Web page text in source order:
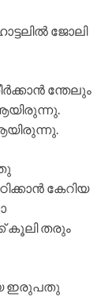
ജോലി
ന്തേലും
കേറിയ
കൂലി തരും
ഇരുപതു